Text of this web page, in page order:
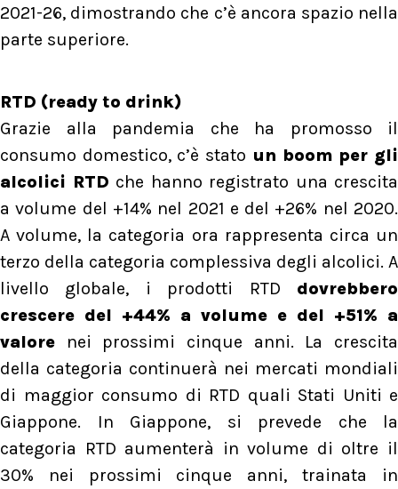
2021-26, dimostrando che c’è ancora spazio nella
parte superiore.
RTD (ready to drink)
Grazie alla pandemia che ha promosso il
consumo domestico, c’è stato un boom per gli
alcolici RTD che hanno registrato una crescita
a volume del +14% nel 2021 e del +26% nel 2020.
A volume, la categoria ora rappresenta circa un
terzo della categoria complessiva degli alcolici. A
livello globale, i prodotti RTD dovrebbero
crescere del +44% a volume e del +51% a
valore nei prossimi cinque anni. La crescita
della categoria continuerà nei mercati mondiali
di maggior consumo di RTD quali Stati Uniti e
Giappone. In Giappone, si prevede che la
categoria RTD aumenterà in volume di oltre il
30% nei prossimi cinque anni, trainata in